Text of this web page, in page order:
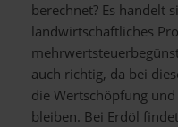
berechnet? Es handelt
landwirtschaftliches
auch richtig, da bei
die Wertschöpfung
bleiben. Bei Erdöl